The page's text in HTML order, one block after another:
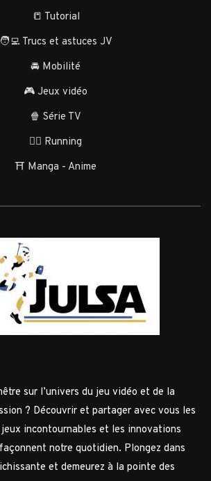
📒 Tutorial
🧑‍💻 Trucs et astuces JV
🚘 Mobilité
🎮 Jeux vidéo
🍿 Série TV
🏃‍♂️ Running
⛩️ Manga - Anime
sur l’univers du jeu vidéo et de la
? Découvrir et partager avec vous les
incontournables et les innovations
notre quotidien. Plongez dans
et demeurez à la pointe des